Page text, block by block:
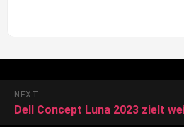
NEXT